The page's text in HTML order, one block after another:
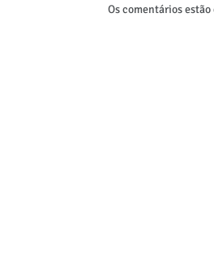
Os comentários estão